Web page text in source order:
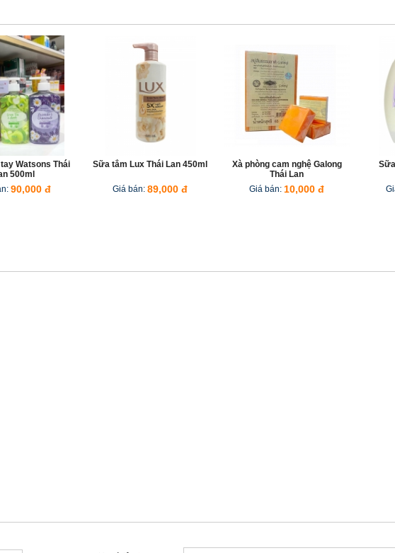
Watsons Thái
500ml
90,000 đ
Sữa tắm Lux Thái Lan 450ml
Giá bán: 89,000 đ
Xà phòng cam nghệ Galong
Thái Lan
Giá bán: 10,000 đ